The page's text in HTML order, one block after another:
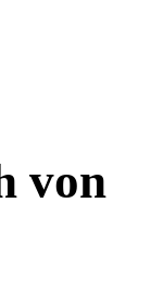
von